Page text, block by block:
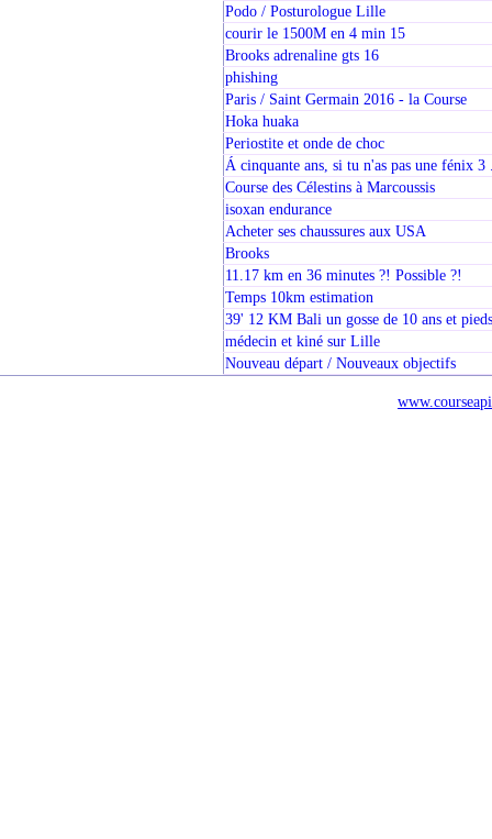
Podo / Posturologue Lille
courir le 1500M en 4 min 15
Brooks adrenaline gts 16
phishing
Paris / Saint Germain 2016 - la Course
Hoka huaka
Periostite et onde de choc
Á cinquante ans, si tu n'as pas une fénix 3
Course des Célestins à Marcoussis
isoxan endurance
Acheter ses chaussures aux USA
Brooks
11.17 km en 36 minutes ?! Possible ?!
Temps 10km estimation
39' 12 KM Bali un gosse de 10 ans et
médecin et kiné sur Lille
Nouveau départ / Nouveaux objectifs